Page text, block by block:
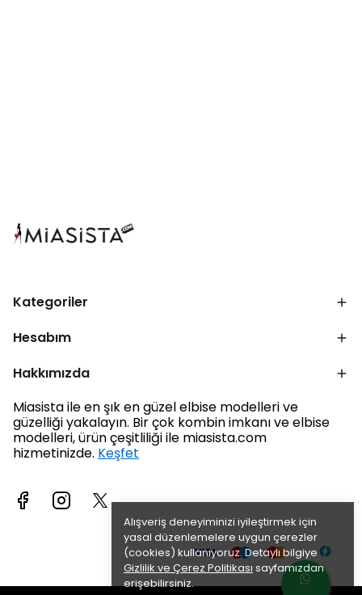
Alışveriş deneyiminizi iyileştirmek için
yasal düzenlemelere uygun çerezler
(cookies) kullanıyoruz. Detaylı bilgiye
Gizlilik ve Çerez Politikası sayfamızdan
erişebilirsiniz.
Kategoriler
Hesabım
Hakkımızda
Miasista ile en şık en güzel elbise modelleri ve
güzelliği yakalayın. Bir çok kombin imkanı ve elbise
modelleri, ürün çeşitliliği ile miasista.com
hizmetinizde. Keşfet